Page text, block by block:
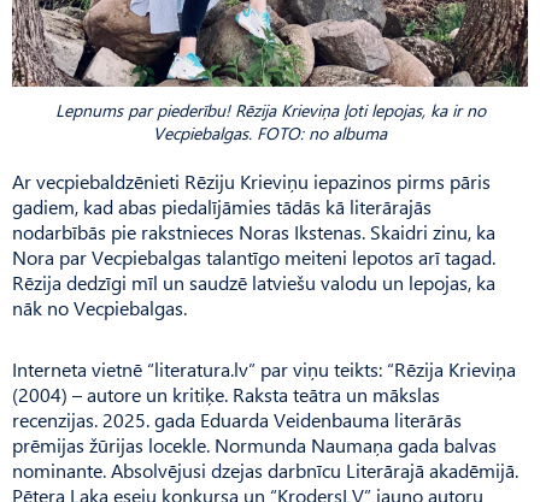
Lepnums par piederību! Rēzija Krieviņa ļoti lepojas, ka ir no
Vecpiebalgas. FOTO: no albuma
Ar vecpiebaldzēnieti Rēziju Krieviņu iepazinos pirms pāris
gadiem, kad abas piedalījāmies tādās kā literārajās
nodarbībās pie rakstnieces Noras Ikstenas. Skaidri zinu, ka
Nora par Vecpiebalgas talantīgo meiteni lepotos arī tagad.
Rēzija dedzīgi mīl un saudzē latviešu valodu un lepojas, ka
nāk no Vecpiebalgas.
Interneta vietnē “literatura.lv” par viņu teikts: “Rēzija Krieviņa
(2004) – autore un kritiķe. Raksta teātra un mākslas
recenzijas. 2025. gada Eduarda Veidenbauma literārās
prēmijas žūrijas locekle. Normunda Nau­maņa gada balvas
nominante. Absolvējusi dzejas darbnīcu Literārajā akadēmijā.
Pētera Laķa eseju konkursa un “KrodersLV” jauno autoru